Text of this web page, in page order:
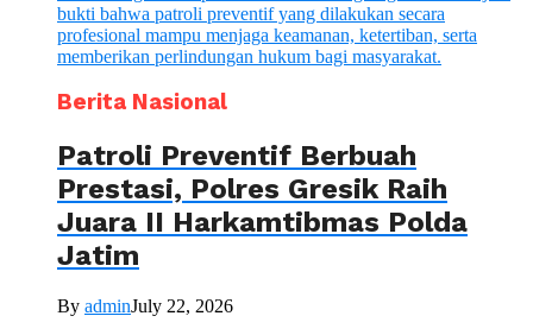
Berita Nasional
Patroli Preventif Berbuah
Prestasi, Polres Gresik Raih
Juara II Harkamtibmas Polda
Jatim
By adminJuly 22, 2026